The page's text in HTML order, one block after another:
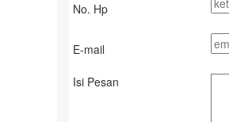
No. Hp
E-mail
Isi Pesan